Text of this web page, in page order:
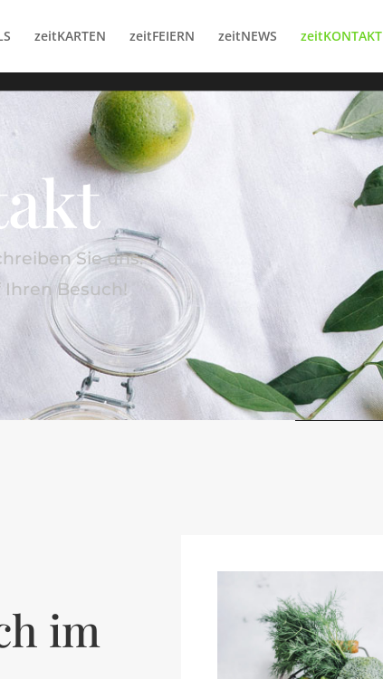
zeitKARTEN zeitFEIERN zeitNEWS zeitKONTAKT
Sie uns.
Besuch!
im